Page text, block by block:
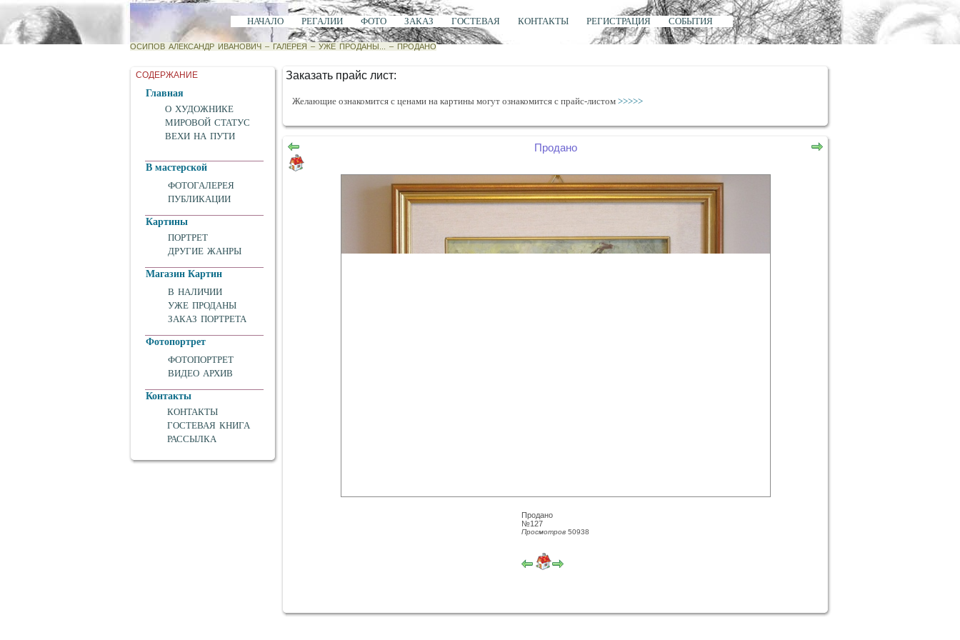
НАЧАЛО РЕГАЛИИ ФОТО ЗАКАЗ ГОСТЕВАЯ КОНТАКТЫ РЕГИСТРАЦИЯ СОБЫТИЯ
ОСИПОВ АЛЕКСАНДР ИВАНОВИЧ – ГАЛЕРЕЯ – УЖЕ ПРОДАНЫ... – ПРОДАНО
СОДЕРЖАНИЕ
Главная
О ХУДОЖНИКЕ
МИРОВОЙ СТАТУС
ВЕХИ НА ПУТИ
В мастерской
ФОТОГАЛЕРЕЯ
ПУБЛИКАЦИИ
Картины
ПОРТРЕТ
ДРУГИЕ ЖАНРЫ
Магазин Картин
В НАЛИЧИИ
УЖЕ ПРОДАНЫ
ЗАКАЗ ПОРТРЕТА
Фотопортрет
ФОТОПОРТРЕТ
ВИДЕО АРХИВ
Контакты
КОНТАКТЫ
ГОСТЕВАЯ КНИГА
РАССЫЛКА
Заказать прайс лист:
Желающие ознакомится с ценами на картины могут ознакомится с прайс-листом >>>>>
Продано
Продано
№127
Просмотров 50938